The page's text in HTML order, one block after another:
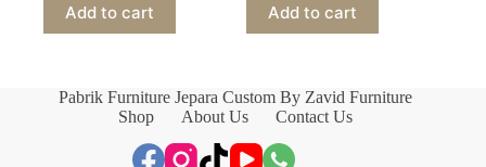
Add to cart Add to cart